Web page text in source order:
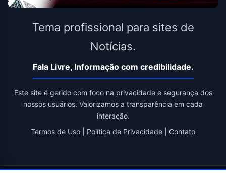
Tema profissional para sites de
Notícias.
Fala Livre, Informação com credibilidade.
Este site é gerido com foco na privacidade e segurança dos
nossos usuários. Valorizamos a transparência em cada
interação.
Termos de Uso
Política de Privacidade Contato